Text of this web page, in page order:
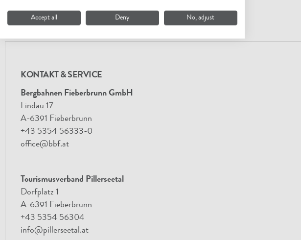
KONTAKT & SERVICE
Bergbahnen Fieberbrunn GmbH
Lindau 17
A-6391 Fieberbrunn
+43 5354 56333-0
office@bbf.at
Tourismusverband Pillerseetal
Dorfplatz 1
A-6391 Fieberbrunn
+43 5354 56304
info@pillerseetal.at
Accept all Deny No, adjust